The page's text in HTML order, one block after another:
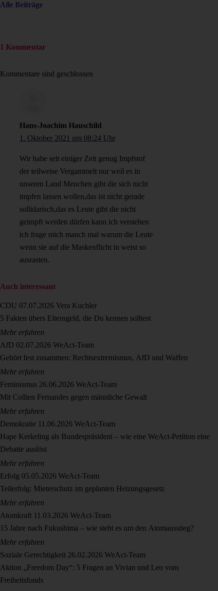
Alle Beiträge
1 Kommentar
Kommentare sind geschlossen
Hans-Joachim Hauschild
1. Oktober 2021 um 08:24 Uhr
Wir habe seit einiger Zeit genug Impfstof
der teilweise Vergammelt nur weil es in
unseren Land Menchen gibt die sich nicht
impfen lassen wollen,das ist nicht gerade
sollidarisch,das es Leute gibt die nicht
geimpft werden dürfen kann ich verstehen
ich frage mich manch mal warum die Leute
wenn sie auf die Maskenflicht in weist so
ausrasten.
Auch interessant
CDU 07.07.2026 Vera Kuchler
5 Fakten übers Elterngeld, die Du kennen solltest
Mehr erfahren
AfD 02.07.2026 WeAct-Team
Gehört fest zusammen: Rechtsextremismus, AfD und Waffen
Mehr erfahren
Feminismus 26.06.2026 WeAct-Team
Mit Collien Fernandes gegen männliche Gewalt
Mehr erfahren
Demokratie 11.06.2026 WeAct-Team
Hape Kerkeling als Bundespräsident – wie eine WeAct-Petition eine
Debatte auslöst
Mehr erfahren
Erfolg 05.05.2026 WeAct-Team
Teilerfolg: Mieterschutz im geplanten Heizungsgesetz
Mehr erfahren
Atomkraft 11.03.2026 WeAct-Team
15 Jahre nach Fukushima – wie steht es um den Atomausstieg?
Mehr erfahren
Soziale Gerechtigkeit 26.02.2026 WeAct-Team
Aktion „Freedom Day“: 5 Fragen an Vivian und Leo vom
Freiheitsfonds